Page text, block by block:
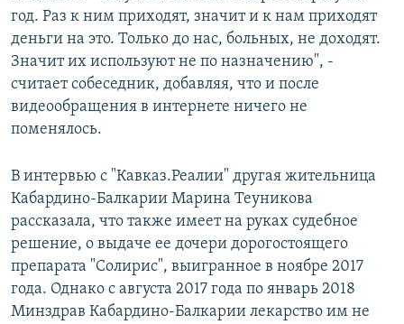
год. Раз к ним приходят, значит и к нам приходят
деньги на это. Только до нас, больных, не доходят.
Значит их используют не по назначению", -
считает собеседник, добавляя, что и после
видеообращения в интернете ничего не
поменялось.
В интервью с "Кавказ.Реалии" другая жительница
Кабардино-Балкарии Марина Теуникова
рассказала, что также имеет на руках судебное
решение, о выдаче ее дочери дорогостоящего
препарата "Солирис", выигранное в ноябре 2017
года. Однако с августа 2017 года по январь 2018
Минздрав Кабардино-Балкарии лекарство им не